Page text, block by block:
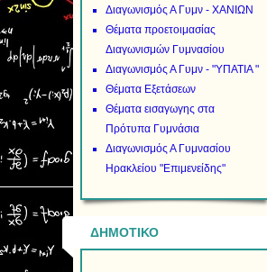
Διαγωνισμός Α Γυμν - ΧΑΝΙΩΝ
Θέματα προετοιμασίας
Διαγωνισμών Γυμνασίου
Διαγωνισμός Α Γυμν - "ΥΠΑΤΙΑ "
Θέματα Εξετάσεων
Θέματα εισαγωγης στα
Πρότυπα Γυμνάσια
Διαγωνισμός Α Γυμνασίου
Ηρακλείου "Επιμενείδης"
ΔΗΜΟΤΙΚΟ